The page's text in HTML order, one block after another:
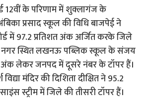
12वीं के परिणाम में शुक्लागंज के
प्रसाद स्कूल की विधि बाजपेई ने
में 97.2 प्रतिशत अंक अर्जित करके जिले
नगर स्थित लखनऊ पब्लिक स्कूल के संजय
अंक लेकर जनपद में दूसरे नंबर के टॉपर हैं।
मंदिर की दिशिता दीक्षित ने 95.2
स्ट्रीम में जिले की तीसरी टॉपर हैं।